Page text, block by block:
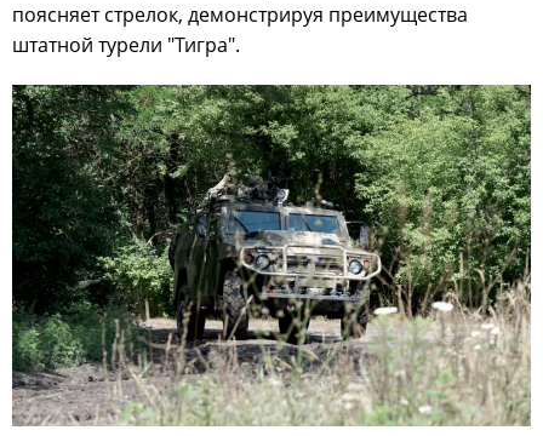
поясняет стрелок, демонстрируя преимущества
штатной турели "Тигра".